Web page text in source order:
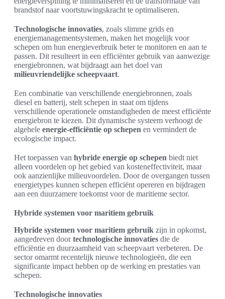
brandstof naar voortstuwingskracht te optimaliseren.
Technologische innovaties, zoals slimme grids en
energiemanagementsystemen, maken het mogelijk voor
schepen om hun energieverbruik beter te monitoren en aan te
passen. Dit resulteert in een efficiënter gebruik van aanwezige
energiebronnen, wat bijdraagt aan het doel van
milieuvriendelijke scheepvaart.
Een combinatie van verschillende energiebronnen, zoals
diesel en batterij, stelt schepen in staat om tijdens
verschillende operationele omstandigheden de meest efficiënte
energiebron te kiezen. Dit dynamische systeem verhoogt de
algehele energie-efficiëntie op schepen en vermindert de
ecologische impact.
Het toepassen van hybride energie op schepen biedt niet
alleen voordelen op het gebied van kosteneffectiviteit, maar
ook aanzienlijke milieuvoordelen. Door de overgangen tussen
energietypes kunnen schepen efficiënt opereren en bijdragen
aan een duurzamere toekomst voor de maritieme sector.
Hybride systemen voor maritiem gebruik
Hybride systemen voor maritiem gebruik zijn in opkomst,
aangedreven doortechnologische innovaties die de
efficiëntie en duurzaamheid van scheepvaart verbeteren. De
sector omarmt recentelijk nieuwe technologieën, die een
significante impact hebben op de werking en prestaties van
schepen.
Technologische innovaties